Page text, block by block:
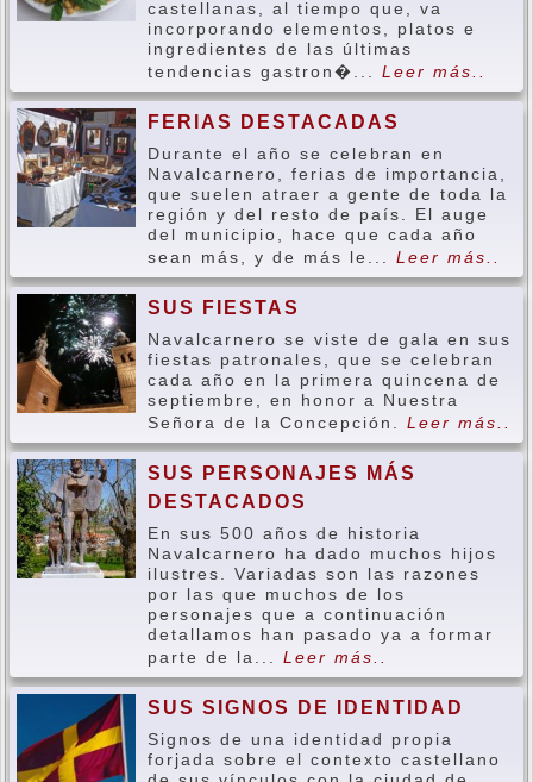
castellanas, al tiempo que, va
incorporando elementos, platos e
ingredientes de las últimas
tendencias gastron�... Leer más..
FERIAS DESTACADAS
Durante el año se celebran en
Navalcarnero, ferias de importancia,
que suelen atraer a gente de toda la
región y del resto de país. El auge
del municipio, hace que cada año
sean más, y de más le... Leer más..
SUS FIESTAS
Navalcarnero se viste de gala en sus
fiestas patronales, que se celebran
cada año en la primera quincena de
septiembre, en honor a Nuestra
Señora de la Concepción. Leer más..
SUS PERSONAJES MÁS
DESTACADOS
En sus 500 años de historia
Navalcarnero ha dado muchos hijos
ilustres. Variadas son las razones
por las que muchos de los
personajes que a continuación
detallamos han pasado ya a formar
parte de la... Leer más..
SUS SIGNOS DE IDENTIDAD
Signos de una identidad propia
forjada sobre el contexto castellano